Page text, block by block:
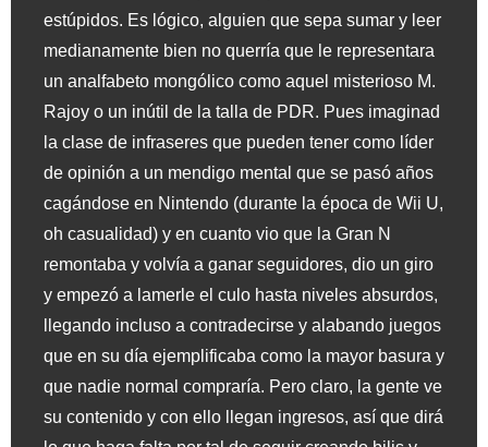
estúpidos. Es lógico, alguien que sepa sumar y leer
medianamente bien no querría que le representara
un analfabeto mongólico como aquel misterioso M.
Rajoy o un inútil de la talla de PDR. Pues imaginad
la clase de infraseres que pueden tener como líder
de opinión a un mendigo mental que se pasó años
cagándose en Nintendo (durante la época de Wii U,
oh casualidad) y en cuanto vio que la Gran N
remontaba y volvía a ganar seguidores, dio un giro
y empezó a lamerle el culo hasta niveles absurdos,
llegando incluso a contradecirse y alabando juegos
que en su día ejemplificaba como la mayor basura y
que nadie normal compraría. Pero claro, la gente ve
su contenido y con ello llegan ingresos, así que dirá